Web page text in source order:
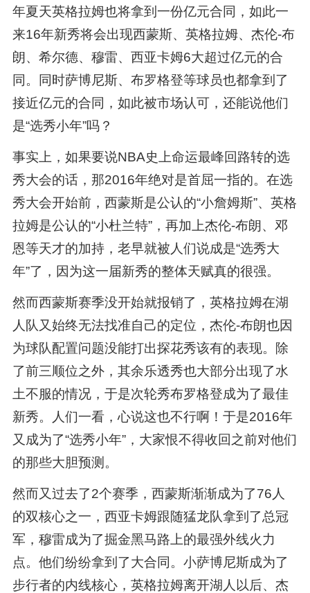
年夏天英格拉姆也将拿到一份亿元合同，如此一
来16年新秀将会出现西蒙斯、英格拉姆、杰伦-布
朗、希尔德、穆雷、西亚卡姆6大超过亿元的合
同。同时萨博尼斯、布罗格登等球员也都拿到了
接近亿元的合同，如此被市场认可，还能说他们
是“选秀小年”吗？
事实上，如果要说NBA史上命运最峰回路转的选
秀大会的话，那2016年绝对是首屈一指的。在选
秀大会开始前，西蒙斯是公认的“小詹姆斯”、英格
拉姆是公认的“小杜兰特”，再加上杰伦-布朗、邓
恩等天才的加持，老早就被人们说成是“选秀大
年”了，因为这一届新秀的整体天赋真的很强。
然而西蒙斯赛季没开始就报销了，英格拉姆在湖
人队又始终无法找准自己的定位，杰伦-布朗也因
为球队配置问题没能打出探花秀该有的表现。除
了前三顺位之外，其余乐透秀也大部分出现了水
土不服的情况，于是次轮秀布罗格登成为了最佳
新秀。人们一看，心说这也不行啊！于是2016年
又成为了“选秀小年”，大家恨不得收回之前对他们
的那些大胆预测。
然而又过去了2个赛季，西蒙斯渐渐成为了76人
的双核心之一，西亚卡姆跟随猛龙队拿到了总冠
军，穆雷成为了掘金黑马路上的最强外线火力
点。他们纷纷拿到了大合同。小萨博尼斯成为了
步行者的内线核心，英格拉姆离开湖人以后、杰